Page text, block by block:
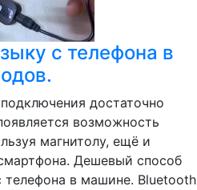
с телефона в
достаточно
возможность
магнитолу, ещё и
Дешевый способ
в машине. Bluetooth